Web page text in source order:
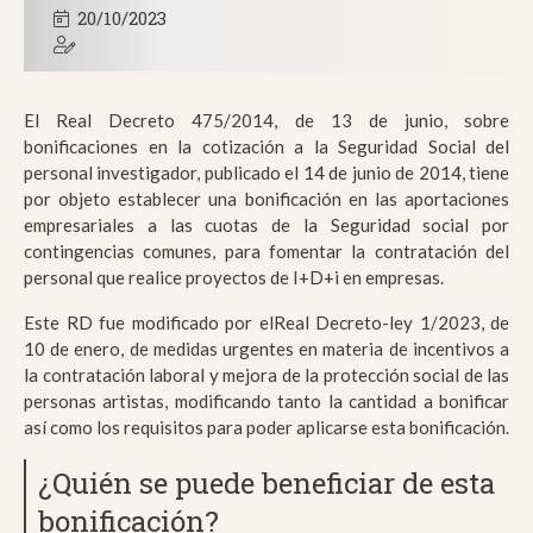
20/10/2023
El Real Decreto 475/2014, de 13 de junio, sobre
bonificaciones en la cotización a la Seguridad Social del
personal investigador, publicado el 14 de junio de 2014, tiene
por objeto establecer una bonificación en las aportaciones
empresariales a las cuotas de la Seguridad social por
contingencias comunes, para fomentar la contratación del
personal que realice proyectos de I+D+i en empresas.
Este RD fue modificado por elReal Decreto-ley 1/2023, de
10 de enero, de medidas urgentes en materia de incentivos a
la contratación laboral y mejora de la protección social de las
personas artistas, modificando tanto la cantidad a bonificar
así como los requisitos para poder aplicarse esta bonificación.
¿Quién se puede beneficiar de esta
bonificación?